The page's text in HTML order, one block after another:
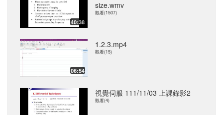
40:38
size.wmv
觀看(1507)
06:54
1.2.3.mp4
觀看(15)
視覺伺服 111/11/03 上課錄影2
觀看(4)